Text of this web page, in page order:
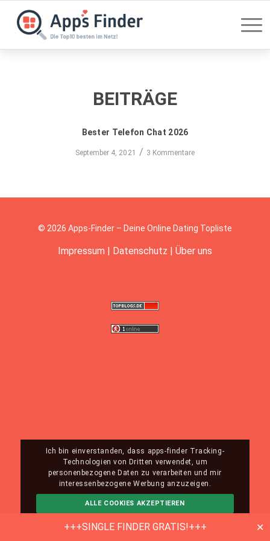
+++SINGLE FINDER GRATIS!+++ ✕
BEITRÄGE
Bester Telefon Chat 2026
September 4, 2021 / 3 Kommentare
© 2026 Apps-Finder – Deine Online Dating Topliste
Impressum | Datenschutz | Über uns
Ich bin einverstanden, dass apps-finder Tracking-
Technologien von Dritten verwendet, um
personenbezogene Daten zu verarbeiten und mir
interessenbezogene Werbung anzuzeigen.
ALLE COOKIES AKZEPTIEREN
ABLEHNEN MEHR INFO